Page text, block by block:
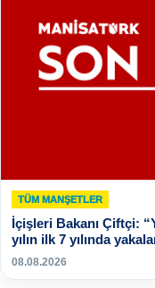
TÜM MANŞETLER
İçişleri Bakanı Çiftçi:
yılın ilk 7 yılında
08.08.2026